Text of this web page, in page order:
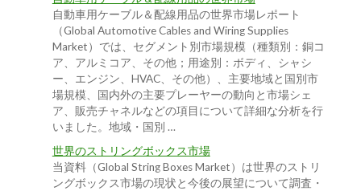
自動車用ケーブル＆配線用品の世界市場レポート
（Global Automotive Cables and Wiring Supplies
Market）では、セグメント別市場規模（種類別：銅コ
ア、アルミコア、その他；用途別：ボディ、シャシ
ー、エンジン、HVAC、その他）、主要地域と国別市
場規模、国内外の主要プレーヤーの動向と市場シェ
ア、販売チャネルなどの項目について詳細な分析を行
いました。地域・国別 …
世界のストリングボックス市場
当資料（Global String Boxes Market）は世界のストリ
ングボックス市場の現状と今後の展望について調査・